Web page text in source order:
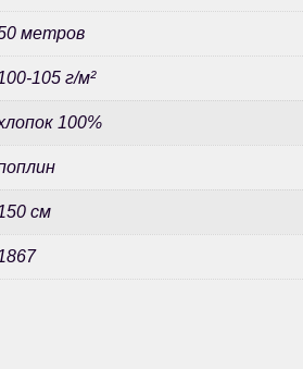
метров
105 г/м²
100%
см